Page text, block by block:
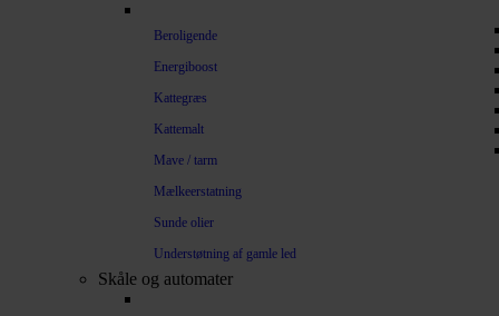
Beroligende
Energiboost
Kattegræs
Kattemalt
Mave / tarm
Mælkeerstatning
Sunde olier
Understøtning af gamle led
Skåle og automater